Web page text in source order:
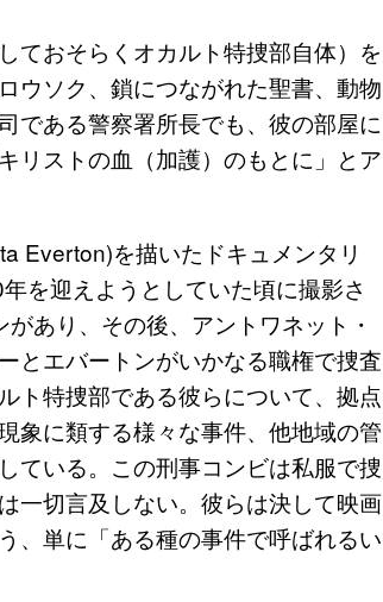
ておそらくオカルト特捜部自体）を
ウソク、鎖につながれた聖書、動物
である警察署所長でも、彼の部屋に
リストの血（加護）のもとに」とア
Everton)を描いたドキュメンタリ
を迎えようとしていた頃に撮影さ
あり、その後、アントワネット・
とエバートンがいかなる職権で捜査
ト特捜部である彼らについて、拠点
象に類する様々な事件、他地域の管
ている。この刑事コンビは私服で捜
一切言及しない。彼らは決して映画
、単に「ある種の事件で呼ばれるい